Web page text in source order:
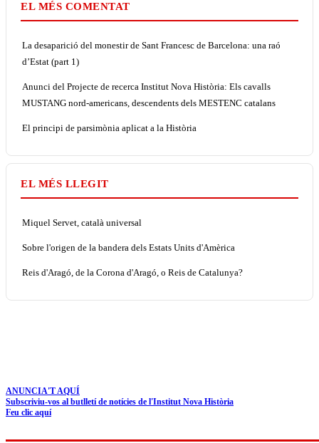
EL MÉS COMENTAT
La desaparició del monestir de Sant Francesc de Barcelona: una raó
d’Estat (part 1)
Anunci del Projecte de recerca Institut Nova Història: Els cavalls
MUSTANG nord-americans, descendents dels MESTENC catalans
El principi de parsimònia aplicat a la Història
EL MÉS LLEGIT
Miquel Servet, català universal
Sobre l'origen de la bandera dels Estats Units d'Amèrica
Reis d'Aragó, de la Corona d'Aragó, o Reis de Catalunya?
ANUNCIA'T AQUÍ
Subscriviu-vos al butlletí de notícies de l'Institut Nova Història
Feu clic aquí